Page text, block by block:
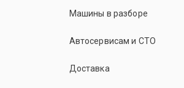
Машины в разборе
Автосервисам и СТО
Доставка